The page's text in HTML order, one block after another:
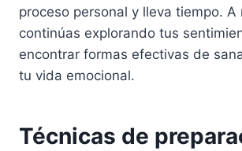
proceso personal y lleva tiempo. A
continúas explorando tus
encontrar formas efectivas de
tu vida emocional.
Técnicas de